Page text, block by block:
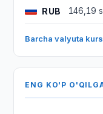
RUB 146,19
Barcha valyuta
ENG KO'P